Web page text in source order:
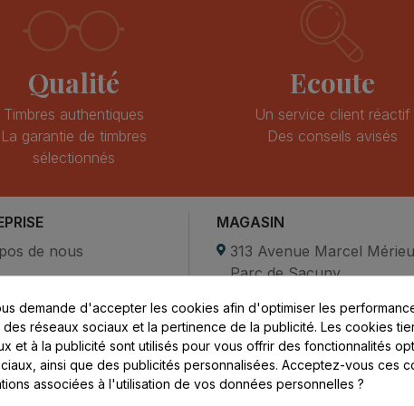
Qualité
Timbres authentiques
La garantie de timbres
sélectionnés
Ecoute
Un service client réactif
Des conseils avisés
de nous
nous
MAGASIN
313 Avenue Marcel
Parc de Sacuny
Lundi au vendredi :
8h - 16h
uniquement sur Rendez-
demande d'accepter les cookies afin d'optimiser les
réseaux sociaux et la pertinence de la publicité. Les cookies
et à la publicité sont utilisés pour vous offrir des fonctionnalités
ainsi que des publicités personnalisées. Acceptez-vous ces
associées à l'utilisation de vos données personnelles ?